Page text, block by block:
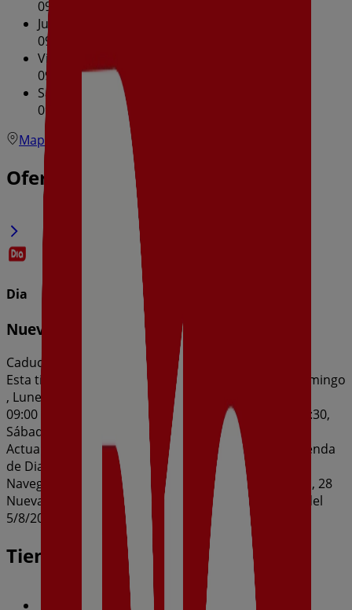
09:00 - 20:30
Jueves
09:00 - 20:30
Viernes
09:00 - 20:30
Sábado
09:00 - 14:30
17:00 - 20:30
Mapa
Ofertas de Dia en Belmez
Dia
Nueva Calidad Dia del 05/08 al 11/08
Caduca el 11/8
Esta tienda de Dia tiene los siguientes horarios: Domingo
, Lunes 09:00 - 20:30, Martes 09:00 - 20:30, Miércoles
09:00 - 20:30, Jueves 09:00 - 20:30, Viernes 09:00 - 20:30,
Sábado 09:00 - 14:30 / 17:00 - 20:30
Actualmente hay 1 catálogos disponibles en esta tienda
de Dia.
Navega por el último catálogo de Dia en Calle Santo, 28
Nueva Calidad Dia del 05/08 al 11/08 que es válido del
5/8/2026 al 11/8/2026 y no pares de ahorrar.
Tiendas más cercanas